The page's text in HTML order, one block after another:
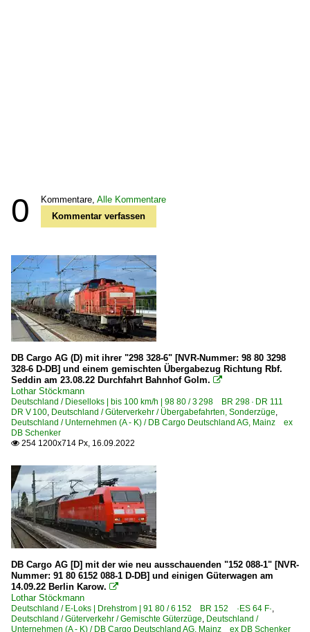
0 Kommentare, Alle Kommentare
Kommentar verfassen
DB Cargo AG (D) mit ihrer "298 328-6" [NVR-Nummer: 98 80 3298
328-6 D-DB] und einem gemischten Übergabezug Richtung Rbf.
Seddin am 23.08.22 Durchfahrt Bahnhof Golm. 
Lothar Stöckmann
Deutschland / Dieselloks | bis 100 km/h | 98 80 / 3 298 BR 298 · DR 111
DR V 100 Deutschland / Güterverkehr / Übergabefahrten, Sonderzüge
Deutschland / Unternehmen (A - K) / DB Cargo Deutschland AG, Mainz ex
DB Schenker
 254 1200x714 Px, 16.09.2022
DB Cargo AG [D] mit der wie neu ausschauenden "152 088-1" [NVR-
Nummer: 91 80 6152 088-1 D-DB] und einigen Güterwagen am
14.09.22 Berlin Karow. 
Lothar Stöckmann
Deutschland / E-Loks | Drehstrom | 91 80 / 6 152 BR 152 ·ES 64 F·
Deutschland / Güterverkehr / Gemischte Güterzüge Deutschland /
Unternehmen (A - K) / DB Cargo Deutschland AG, Mainz ex DB Schenker